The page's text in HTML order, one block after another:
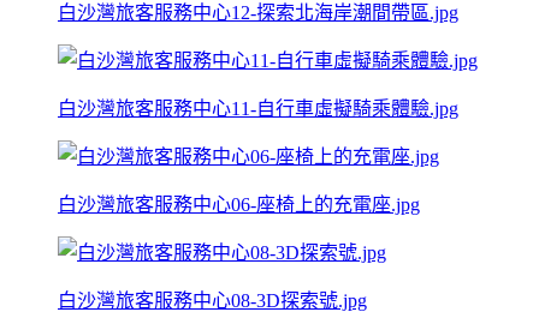
白沙灣旅客服務中心12-探索北海岸潮間帶區.jpg
白沙灣旅客服務中心11-自行車虛擬騎乘體驗.jpg
白沙灣旅客服務中心06-座椅上的充電座.jpg
白沙灣旅客服務中心08-3D探索號.jpg